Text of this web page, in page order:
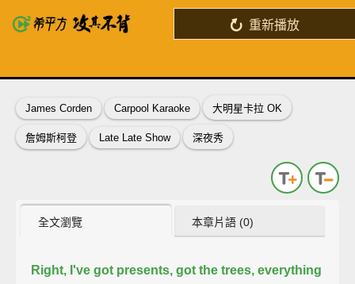
重新播放
有史以來最划算的投資
了解詳情
James Corden Carpool Karaoke 大明星卡拉 OK
詹姆斯柯登 Late Late Show 深夜秀
全文瀏覽 本章片語 (0)
Right, I've got presents, got the trees, everything